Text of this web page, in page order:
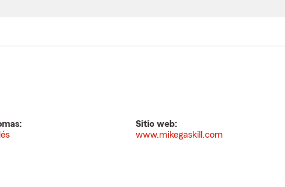
Sitio web:
www.mikegaskill.com